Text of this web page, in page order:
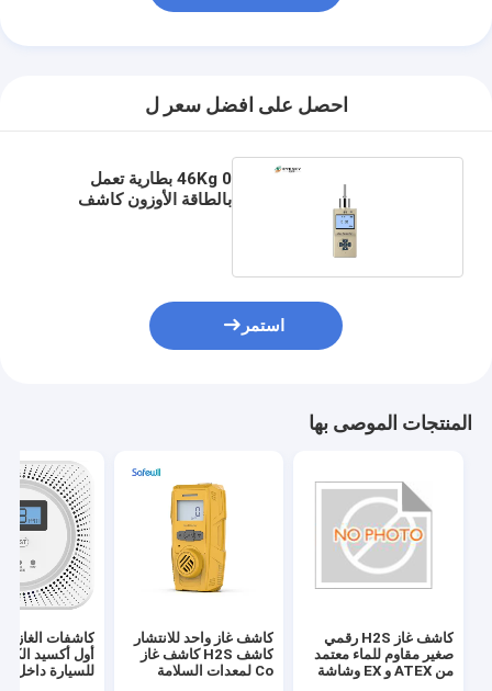
احصل على افضل سعر ل
0 46Kg بطارية تعمل
بالطاقة الأوزون كاشف
استمر
المنتجات الموصى بها
كاشف غاز H2S رقمي
صغير مقاوم للماء معتمد
من ATEX و EX وشاشة
كاشف غاز واحد للانتشار
كاشف H2S كاشف غاز
Co لمعدات السلامة
كاشفات الغاز
أول أكسيد
للسيارة داخل